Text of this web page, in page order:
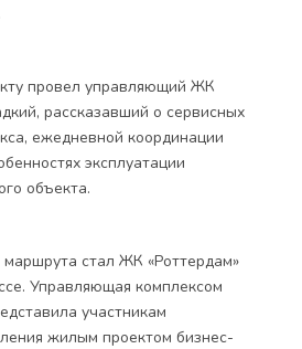
провел управляющий ЖК
рассказавший о сервисных
ежедневной координации
эксплуатации
объекта.
стал ЖК «Роттердам»
Управляющая комплексом
участникам
жилым проектом бизнес-